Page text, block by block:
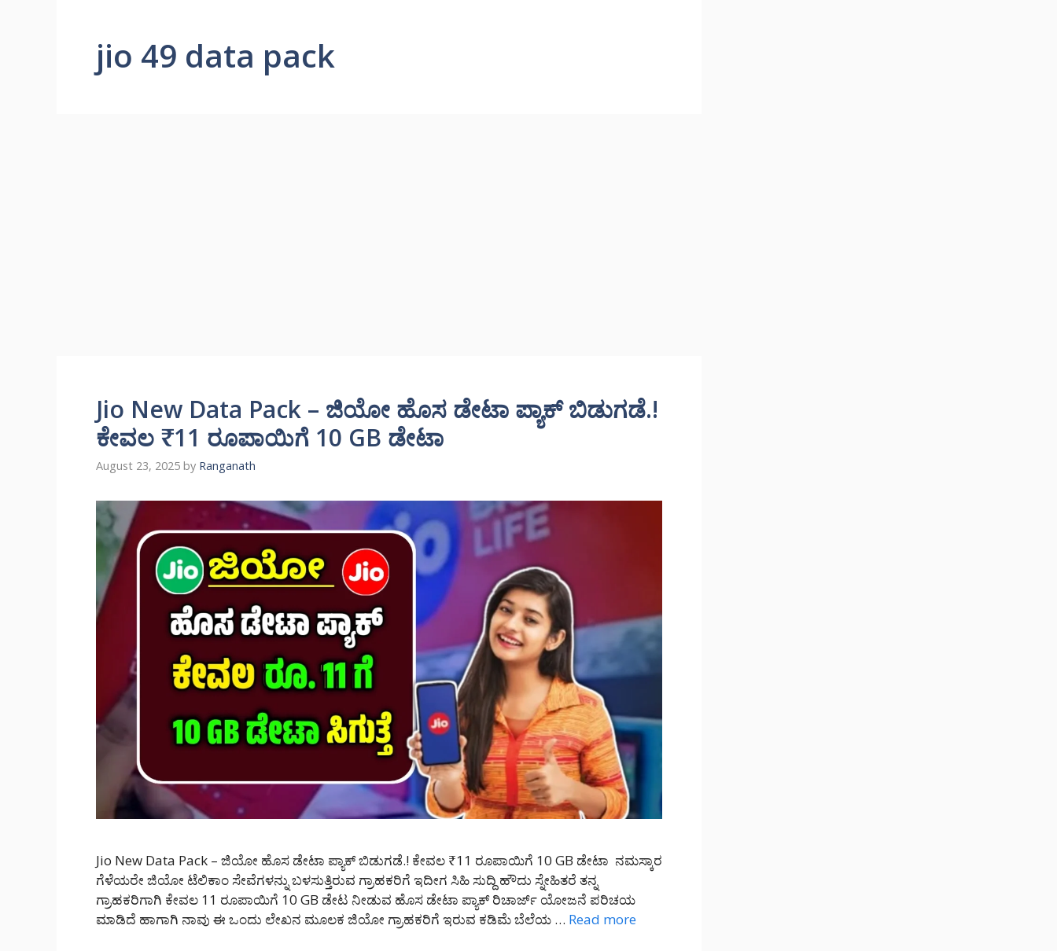
jio 49 data pack
Jio New Data Pack – ಜಿಯೋ ಹೊಸ ಡೇಟಾ ಪ್ಯಾಕ್ ಬಿಡುಗಡೆ.!
ಕೇವಲ ₹11 ರೂಪಾಯಿಗೆ 10 GB ಡೇಟಾ
August 23, 2025 by Ranganath
Jio New Data Pack – ಜಿಯೋ ಹೊಸ ಡೇಟಾ ಪ್ಯಾಕ್ ಬಿಡುಗಡೆ.! ಕೇವಲ ₹11 ರೂಪಾಯಿಗೆ 10 GB ಡೇಟಾ ನಮಸ್ಕಾರ
ಗೆಳೆಯರೇ ಜಿಯೋ ಟೆಲಿಕಾಂ ಸೇವೆಗಳನ್ನು ಬಳಸುತ್ತಿರುವ ಗ್ರಾಹಕರಿಗೆ ಇದೀಗ ಸಿಹಿ ಸುದ್ದಿ ಹೌದು ಸ್ನೇಹಿತರೆ ತನ್ನ
ಗ್ರಾಹಕರಿಗಾಗಿ ಕೇವಲ 11 ರೂಪಾಯಿಗೆ 10 GB ಡೇಟ ನೀಡುವ ಹೊಸ ಡೇಟಾ ಪ್ಯಾಕ್ ರಿಚಾರ್ಜ್ ಯೋಜನೆ ಪರಿಚಯ
ಮಾಡಿದೆ ಹಾಗಾಗಿ ನಾವು ಈ ಒಂದು ಲೇಖನ ಮೂಲಕ ಜಿಯೋ ಗ್ರಾಹಕರಿಗೆ ಇರುವ ಕಡಿಮೆ ಬೆಲೆಯ … Read more